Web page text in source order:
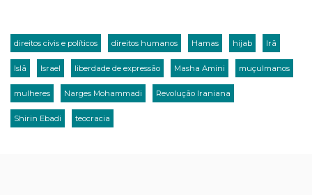
direitos civis e políticos direitos humanos Hamas hijab Irã
Islã Israel liberdade de expressão Masha Amini muçulmanos
mulheres Narges Mohammadi Revolução Iraniana
Shirin Ebadi teocracia